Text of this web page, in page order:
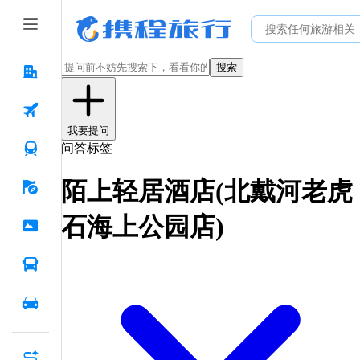
搜索
我要提问
问答标签
陌上轻居酒店(北戴河老虎
石海上公园店)